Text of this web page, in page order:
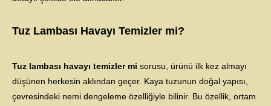
Tuz Lambası Havayı Temizler mi?
Tuz lambası havayı temizler mi sorusu, ürünü ilk kez almayı
düşünen herkesin aklından geçer. Kaya tuzunun doğal yapısı,
çevresindeki nemi dengeleme özelliğiyle bilinir. Bu özellik, ortam